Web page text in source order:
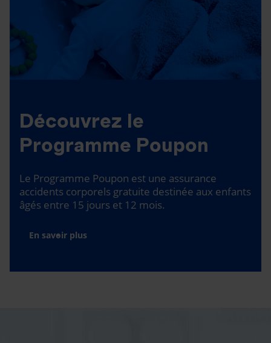
Découvrez le
Programme Poupon
Le Programme Poupon est une assurance
accidents corporels gratuite destinée aux enfants
âgés entre 15 jours et 12 mois.
En savoir plus